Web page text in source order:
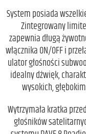
System posiada
Zintegrowany
zapewnia długą
włącznika ON/OFF i
ulator głośności
idealny dźwięk,
wysokich,
Wytrzymała kratka
głośników